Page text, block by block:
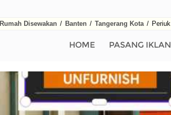
Rumah Disewakan / Banten / Tangerang Kota / Periuk
HOME PASANG IKLAN